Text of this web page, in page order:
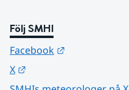
Följ SMHI
Facebook
X